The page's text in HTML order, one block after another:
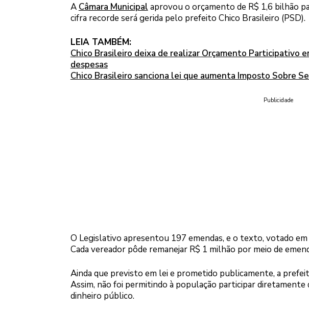
A Câmara Municipal aprovou o orçamento de R$ 1,6 bilhão
cifra recorde será gerida pelo prefeito Chico Brasileiro (PSD).
LEIA TAMBÉM:
Chico Brasileiro deixa de realizar Orçamento Participativo
despesas
Chico Brasileiro sanciona lei que aumenta Imposto Sobre
Publicidade
O Legislativo apresentou 197 emendas, e o texto, votado
Cada vereador pôde remanejar R$ 1 milhão por meio de
Ainda que previsto em lei e prometido publicamente, a
Assim, não foi permitindo à população participar diretamente
dinheiro público.